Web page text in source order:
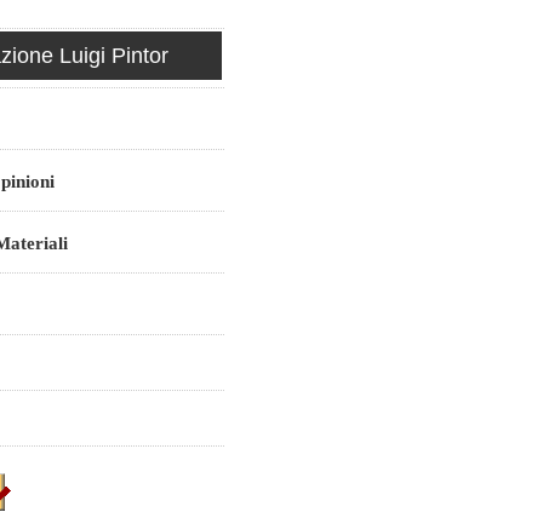
Luigi Pintor